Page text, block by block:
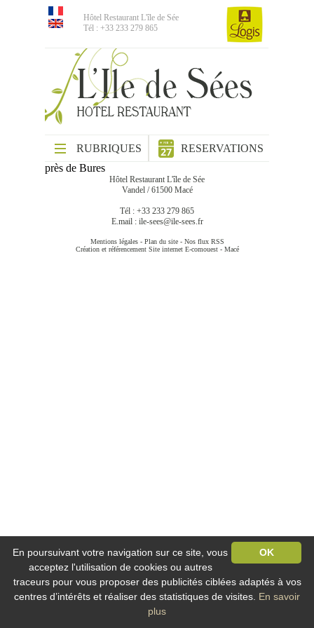
Hôtel Restaurant L'île de Sée
Tél : +33 233 279 865
RUBRIQUES
RESERVATIONS
près de Bures
Hôtel Restaurant L'île de Sée
Vandel / 61500 Macé
Tél : +33 233 279 865
E.mail : ile-sees@ile-sees.fr
Mentions légales- Plan du site- Nos flux RSS
Création et référencement Site internet E-comouest - Macé
OK
En poursuivant votre navigation sur ce site, vous
acceptez l'utilisation de cookies ou autres
traceurs pour vous proposer des publicités ciblées adaptés à vos
centres d’intérêts et réaliser des statistiques de visites. En savoir
plus